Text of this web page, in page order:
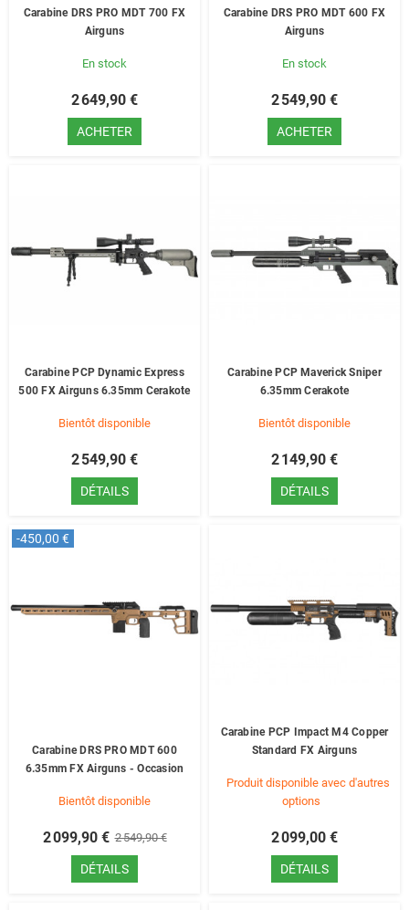
Carabine DRS PRO MDT 700 FX
Airguns
En stock
2 649,90 €
ACHETER
Carabine DRS PRO MDT 600 FX
Airguns
En stock
2 549,90 €
ACHETER
Carabine PCP Dynamic Express
500 FX Airguns 6.35mm Cerakote
Bientôt disponible
2 549,90 €
DÉTAILS
Carabine PCP Maverick Sniper
6.35mm Cerakote
Bientôt disponible
2 149,90 €
DÉTAILS
-450,00 €
Carabine DRS PRO MDT 600
6.35mm FX Airguns - Occasion
Bientôt disponible
2 099,90 € 2 549,90 €
DÉTAILS
Carabine PCP Impact M4 Copper
Standard FX Airguns
Produit disponible avec d'autres
options
2 099,00 €
DÉTAILS